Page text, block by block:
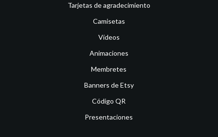
Tarjetas de agradecimiento
Camisetas
Vídeos
Animaciones
Membretes
Banners de Etsy
Código QR
Presentaciones